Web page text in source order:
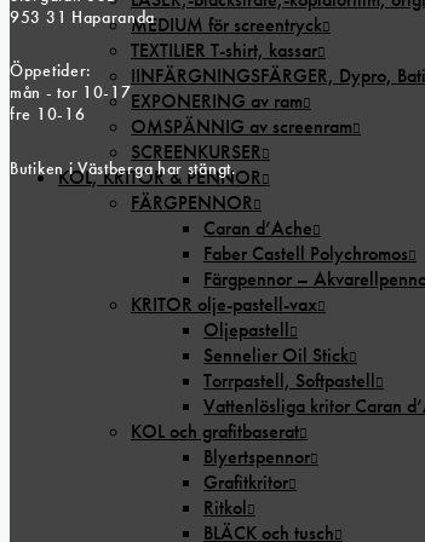
MEDIUM för screentryck
TEXTILIER T-shirt, kassar
IINFÄRGNINGSFÄRGER, Dypro,
EXPONERING av ram
OMSPÄNNIG av screenram
SCREENKURSER
KOL, KRITOR & PENNOR
FÄRGPENNOR
Caran d’Ache
Faber Castell Polychromos
Färgpennor –
KRITOR olje-pastell-vax
Oljepastell
Sennelier Oil Stick
Torrpastell, Softpastell
Vattenlösliga kritor Caran
KOL och grafitbaserat
Blyertspennor
Grafitkritor
Ritkol
BLÄCK och tusch
953 31 Haparanda
Öppetider:
mån - tor 10-17
fre 10-16
Butiken i Västberga har stängt.